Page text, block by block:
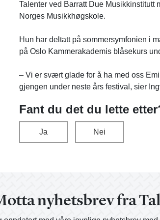
Talenter ved Barratt Due Musikkinstitutt
Norges Musikkhøgskole.
Hun har deltatt på sommersymfonien i
på Oslo Kammerakademis blåsekurs
– Vi er svært glade for å ha med oss
gjengen under neste års festival, sier
Fant du det du lette
Ja Nei
nyhetsbrev fra